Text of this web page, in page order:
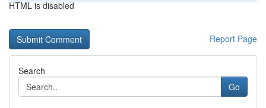
HTML is disabled
Report Page
Search
Go